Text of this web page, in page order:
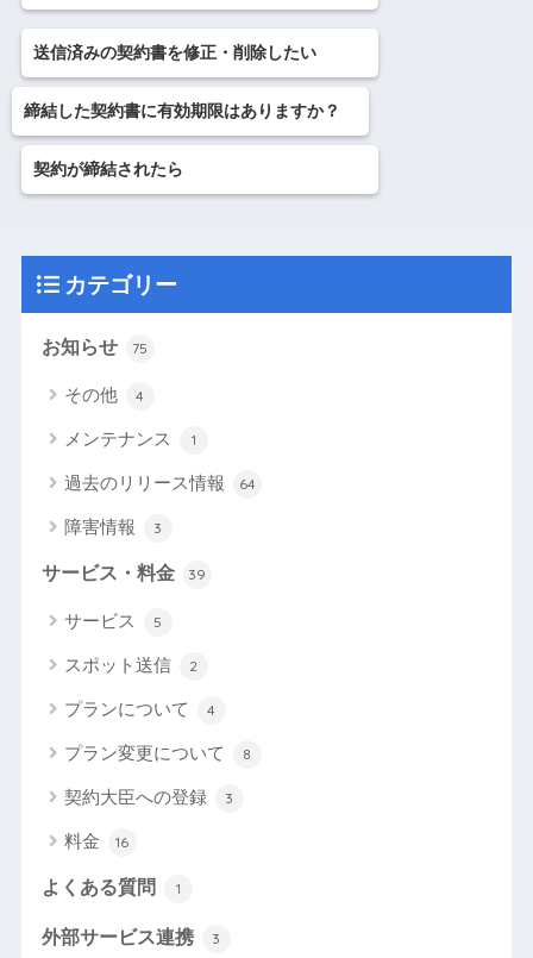
送信済みの契約書を修正・削除したい
締結した契約書に有効期限はありますか？
契約が締結されたら
カテゴリー
お知らせ 75
その他 4
メンテナンス 1
過去のリリース情報 64
障害情報 3
サービス・料金 39
サービス 5
スポット送信 2
プランについて 4
プラン変更について 8
契約大臣への登録 3
料金 16
よくある質問 1
外部サービス連携 3